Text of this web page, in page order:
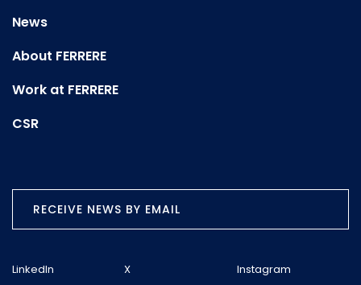
News
About FERRERE
Work at FERRERE
CSR
RECEIVE NEWS BY EMAIL
LinkedIn X Instagram